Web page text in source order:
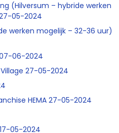
(Hilversum – hybride werken
05-2024
werken mogelijk – 32-36 uur)
07-06-2024
27-05-2024
HEMA 27-05-2024
05-2024